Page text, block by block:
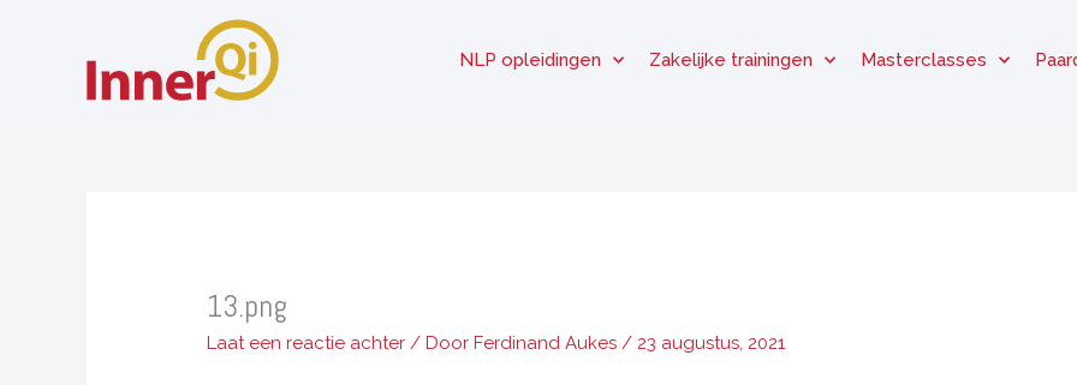
NLP opleidingen Zakelijke trainingen Masterclasses
13.png
Laat een reactie achter / DoorFerdinand Aukes/ 23 augustus, 2021